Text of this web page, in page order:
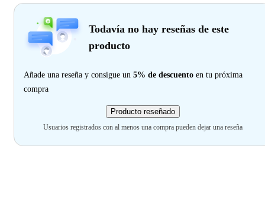
Todavía no hay reseñas de este
producto
Añade una reseña y consigue un 5% de descuento en tu próxima
compra
Producto reseñado
Usuarios registrados con al menos una compra pueden dejar una reseña